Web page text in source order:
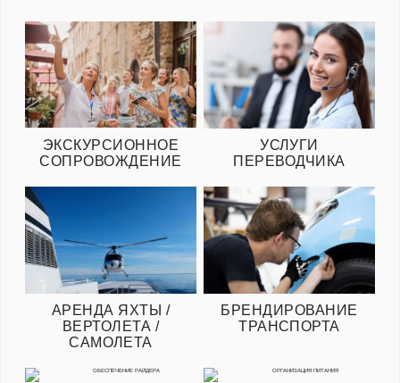
ЭКСКУРСИОННОЕ
СОПРОВОЖДЕНИЕ
УСЛУГИ
ПЕРЕВОДЧИКА
АРЕНДА ЯХТЫ /
ВЕРТОЛЕТА /
САМОЛЕТА
БРЕНДИРОВАНИЕ
ТРАНСПОРТА